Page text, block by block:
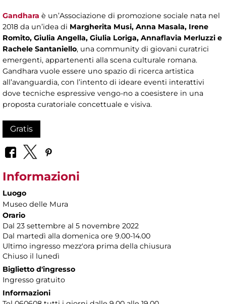
Gandhara è un’Associazione di promozione sociale nata nel
2018 da un’idea di Margherita Musi, Anna Masala, Irene
Romito, Giulia Angella, Giulia Loriga, Annaflavia Merluzzi e
Rachele Santaniello, una community di giovani curatrici
emergenti, appartenenti alla scena culturale romana.
Gandhara vuole essere uno spazio di ricerca artistica
all’avanguardia, con l’intento di ideare eventi interattivi
dove tecniche espressive vengo-no a coesistere in una
proposta curatoriale concettuale e visiva.
Gratis
Informazioni
Luogo
Museo delle Mura
Orario
Dal 23 settembre al 5 novembre 2022
Dal martedì alla domenica ore 9.00-14.00
Ultimo ingresso mezz'ora prima della chiusura
Chiuso il lunedì
Biglietto d'ingresso
Ingresso gratuito
Informazioni